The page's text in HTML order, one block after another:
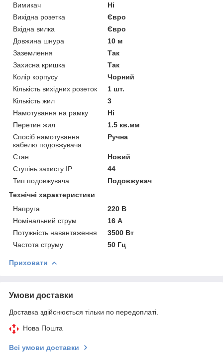
Вимикач
Ні
Вихідна розетка
Євро
Вхідна вилка
Євро
Довжина шнура
10 м
Заземлення
Так
Захисна кришка
Так
Колір корпусу
Чорний
Кількість вихідних розеток
1 шт.
Кількість жил
3
Намотування на рамку
Ні
Перетин жил
1.5 кв.мм
Спосіб намотування
кабелю подовжувача
Ручна
Стан
Новий
Ступінь захисту IP
44
Тип подовжувача
Подовжувач
Технічні характеристики
Напруга
220 В
Номінальний струм
16 А
Потужність навантаження
3500 Вт
Частота струму
50 Гц
Приховати
Умови доставки
Доставка здійснюється тільки по передоплаті.
Нова Пошта
Всі умови доставки